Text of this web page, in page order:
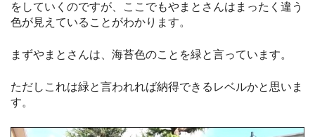
をしていくのですが、ここでもやまとさんはまったく違う
色が見えていることがわかります。
まずやまとさんは、海苔色のことを緑と言っています。
ただしこれは緑と言われれば納得できるレベルかと思いま
す。